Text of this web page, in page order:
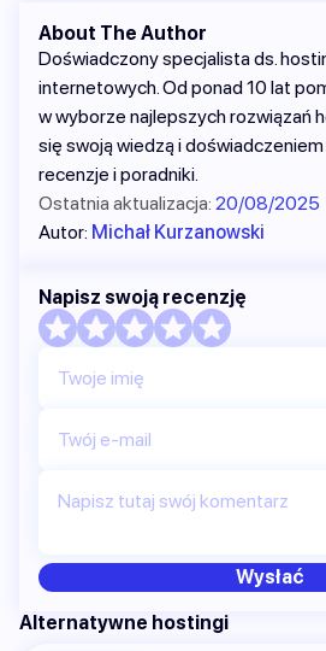
About The Author
Doświadczony specjalista ds.
internetowych. Od ponad 10 lat
w wyborze najlepszych rozwiązań
się swoją wiedzą i
recenzje i poradniki.
Ostatnia aktualizacja: 20/08/2025
Autor: Michał Kurzanowski
Napisz swoją recenzję
Twoje imię
Twój e-mail
Napisz tutaj swój komentarz
Wysłać
Alternatywne hostingi